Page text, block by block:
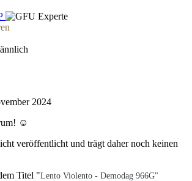
2024
☺️
veröffentlicht und trägt daher noch keinen
Titel "Lento Violento - Demodag 966G"